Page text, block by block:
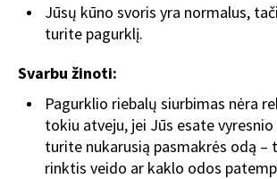
Jūsų kūno svoris yra normalus,
turite pagurklį.
Svarbu žinoti:
Pagurklio riebalų siurbimas nėra
tokiu atveju, jei Jūs esate
turite nukarusią pasmakrės odą
rinktis veido ar kaklo odos